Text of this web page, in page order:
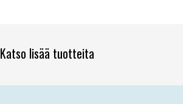
Katso lisää tuotteita